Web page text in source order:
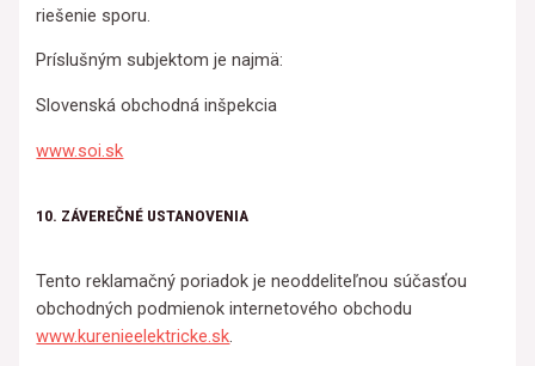
riešenie sporu.
Príslušným subjektom je najmä:
Slovenská obchodná inšpekcia
www.soi.sk
10. ZÁVEREČNÉ USTANOVENIA
Tento reklamačný poriadok je neoddeliteľnou súčasťou
obchodných podmienok internetového obchodu
www.kurenieelektricke.sk.